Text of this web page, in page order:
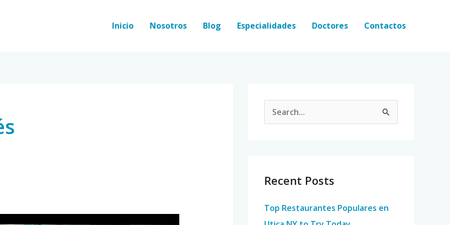
Inicio Nosotros Blog Especialidades Doctores Contactos
c
f
Recent Posts
Top Restaurantes Populares en